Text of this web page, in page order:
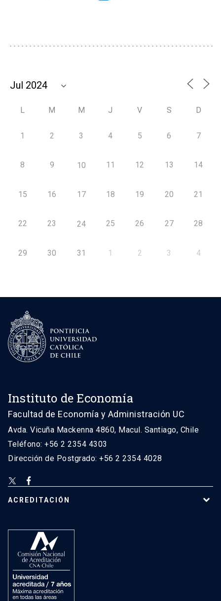
L M M J V S D
1 2 3 4 5 6 7
8 9 10 11 12 13 14
15 16 17 18 19 20 21
22 23 24 25 26 27 28
29 30 31 1 2 3 4
Instituto de Economía
Facultad de Economía y Administración UC
Avda. Vicuña Mackenna 4860, Macul. Santiago, Chile
Teléfono: +56 2 2354 4303
Dirección de Postgrado: +56 2 2354 4028
ACREDITACIÓN